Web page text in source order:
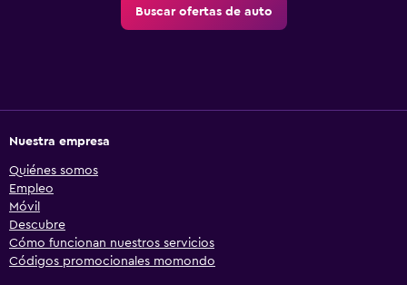
Buscar ofertas de auto
Nuestra empresa
Quiénes somos
Empleo
Móvil
Descubre
Cómo funcionan nuestros servicios
Códigos promocionales momondo